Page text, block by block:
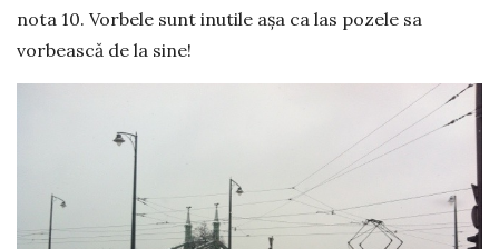
nota 10. Vorbele sunt inutile așa ca las pozele sa
vorbească de la sine!